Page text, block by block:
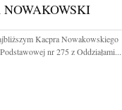
NOWAKOWSKI
Kacpra Nowakowskiego
nr 275 z Oddziałami...